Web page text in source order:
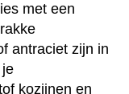
met een
antraciet zijn in
kozijnen en